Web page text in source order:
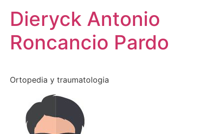
Dieryck Antonio
Roncancio Pardo
Ortopedia y traumatologia